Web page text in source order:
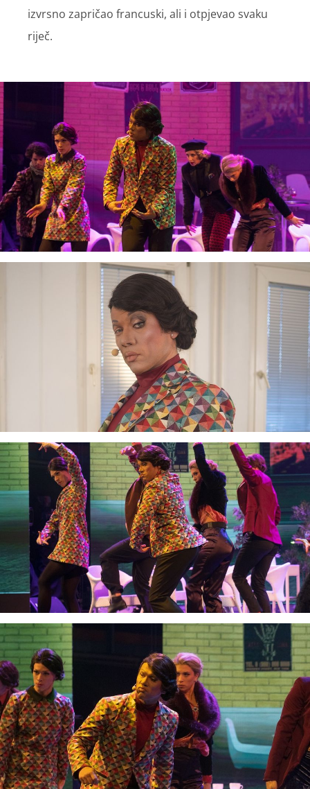
izvrsno zapričao francuski, ali i otpjevao svaku
riječ.